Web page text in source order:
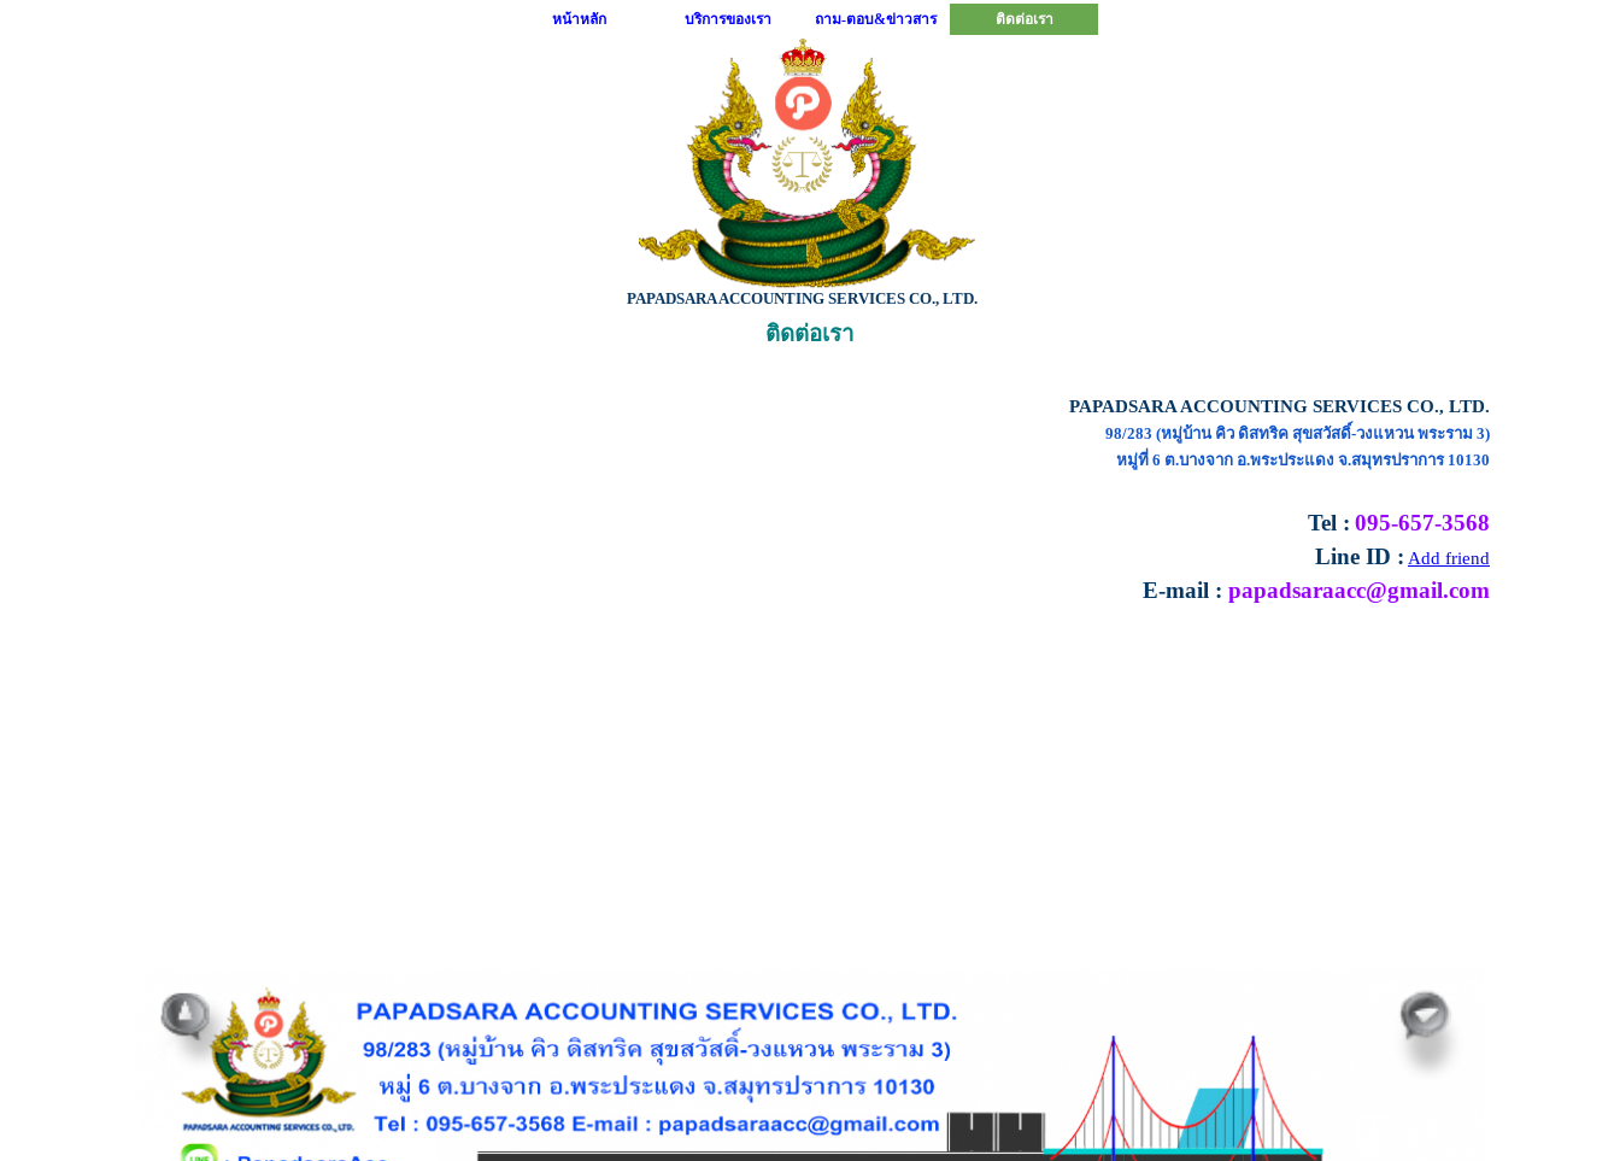
PAPADSARA ACCOUNTING SERVICES CO., LTD.
หน้าหลัก บริการของเรา ถาม-ตอบ&ข่าวสาร ติดต่อเรา
ติดต่อเรา
PAPADSARA ACCOUNTING SERVICES CO., LTD.
98/283 (หมู่บ้าน คิว ดิสทริค สุขสวัสดิ์-วงแหวน พระราม 3)
หมู่ที่ 6 ต.บางจาก อ.พระประแดง จ.สมุทรปราการ 10130
Tel : 095-657-3568
Line ID : Add friend
E-mail : papadsaraacc@gmail.com